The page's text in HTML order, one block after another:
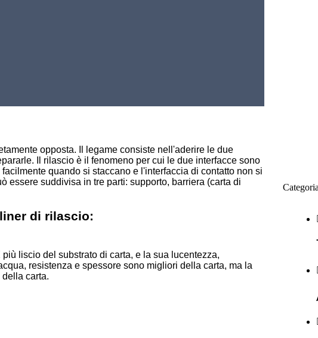
opposta. Il legame consiste nell'aderire le due
Il rilascio è il fenomeno per cui le due interfacce sono
quando si staccano e l'interfaccia di contatto non si
essere suddivisa in tre parti: supporto, barriera (carta di
di rilascio:
più liscio del substrato di carta, e la sua lucentezza,
resistenza e spessore sono migliori della carta, ma la
carta.
Categoria